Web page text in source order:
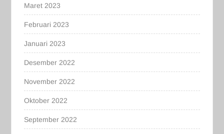
Maret 2023
Februari 2023
Januari 2023
Desember 2022
November 2022
Oktober 2022
September 2022